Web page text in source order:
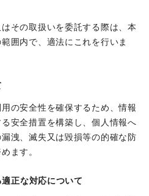
その取扱いを委託する際は、本
囲内で、適法にこれを行いま
の安全性を確保するため、情報
安全措置を構築し、個人情報へ
洩、滅失又は毀損等の的確な防
ます。
正な対応について